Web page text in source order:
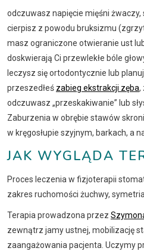
odczuwasz napięcie mięśni żwaczy,
cierpisz z powodu bruksizmu
masz ograniczone otwieranie ust
doskwierają Ci przewlekłe bóle
leczysz się ortodontycznie lub
przeszedłeś zabieg ekstrakcji zęba,
odczuwasz „przeskakiwanie” lub
Zaburzenia w obrębie stawów
w kręgosłupie szyjnym, barkach, a
JAK WYGLĄDA
Proces leczenia w fizjoterapii
zakres ruchomości żuchwy,
Terapia prowadzona przez
zewnątrz jamy ustnej, mobilizację
zaangażowania pacjenta. Uczymy